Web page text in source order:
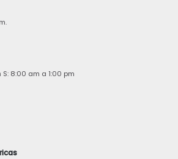
8:00 am a 1:00 pm